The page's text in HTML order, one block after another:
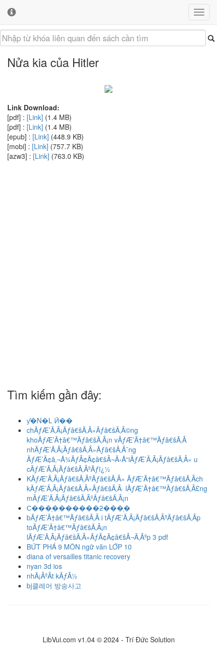
Nửa kia của Hitler
Link Download:
[pdf] : [Link] (1.4 MB)
[pdf] : [Link] (1.4 MB)
[epub] : [Link] (448.9 KB)
[mobi] : [Link] (757.7 KB)
[azw3] : [Link] (763.0 KB)
Tìm kiếm gần đây:
ƴ�N�L Ӣ��
chÃƒÆ’Ã‚Â¡Ãƒâ€šÃ‚Â»Ãƒâ€šÃ‚Â©ng
khoÃƒÆ’Ã†â€™Ãƒâ€šÃ‚Â¡n vÃƒÆ’Ã†â€™Ãƒâ€šÃ‚Â
nhÃƒÆ’Ã‚Â¡Ãƒâ€šÃ‚Â»Ãƒâ€šÃ‚Â¯ng
ÃƒÆ’Ã¢â‚¬Å¾ÃƒÂ¢Ã¢â€šÂ¬Ã‹Å“iÃƒÆ’Ã‚Â¡Ãƒâ€šÃ‚Â» u
cÃƒÆ’Ã‚Â¡Ãƒâ€šÃ‚ÂºÃƒï¿½
KÃƒÆ’Ã‚Â¡Ãƒâ€šÃ‚ÂºÃƒâ€šÃ‚Â» ÃƒÆ’Ã†â€™Ãƒâ€šÃ‚Âch
kÃƒÆ’Ã‚Â¡Ãƒâ€šÃ‚Â»Ãƒâ€šÃ‚Â· lÃƒÆ’Ã†â€™Ãƒâ€šÃ‚Â£ng
mÃƒÆ’Ã‚Â¡Ãƒâ€šÃ‚ÂºÃƒâ€šÃ‚Â¡n
С���ֻ�������ƻ���ֻ�
bÃƒÆ’Ã†â€™Ãƒâ€šÃ‚Â i tÃƒÆ’Ã‚Â¡Ãƒâ€šÃ‚ÂºÃƒâ€šÃ‚Âp
toÃƒÆ’Ã†â€™Ãƒâ€šÃ‚Â¡n
lÃƒÆ’Ã‚Â¡Ãƒâ€šÃ‚Â»ÃƒÂ¢Ã¢â€šÂ¬Ã‚Âºp 3 pdf
BỨT PHÁ 9 MÔN ngữ văn LỚP 10
diana of versailles titanic recovery
nyan 3d ios
nhÃ¡ÂºÂt kÃƒÂ½
bj클레어 방송사고
LibVui.com v1.04 © 2024 - Trí Đức Solution